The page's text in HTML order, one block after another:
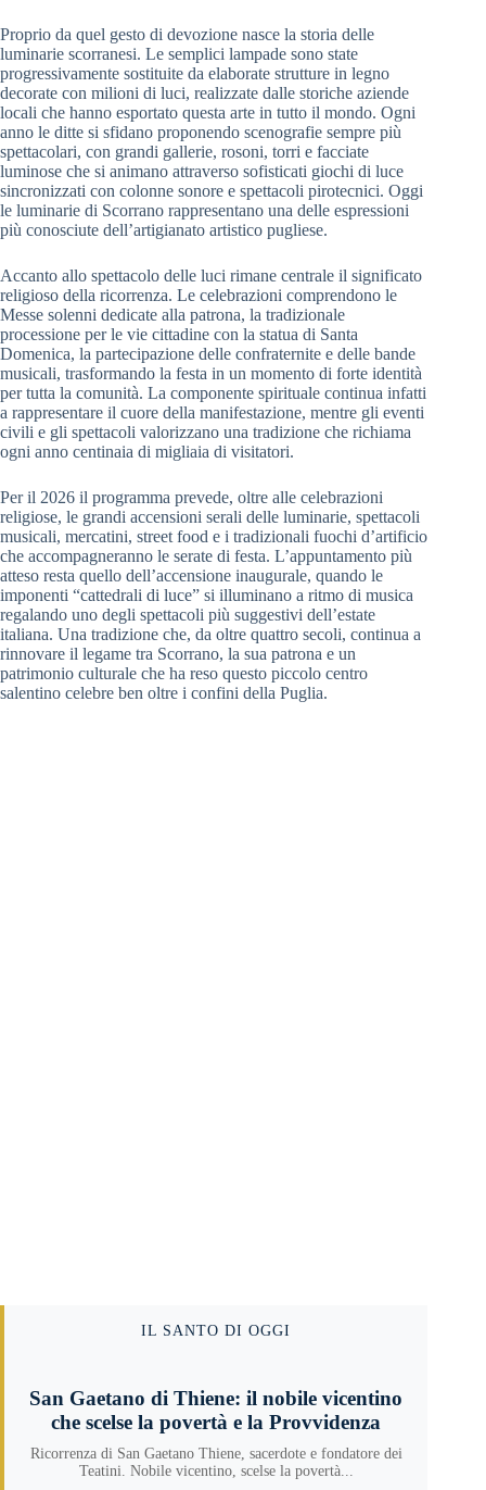
Proprio da quel gesto di devozione nasce la storia delle
luminarie scorranesi. Le semplici lampade sono state
progressivamente sostituite da elaborate strutture in legno
decorate con milioni di luci, realizzate dalle storiche aziende
locali che hanno esportato questa arte in tutto il mondo. Ogni
anno le ditte si sfidano proponendo scenografie sempre più
spettacolari, con grandi gallerie, rosoni, torri e facciate
luminose che si animano attraverso sofisticati giochi di luce
sincronizzati con colonne sonore e spettacoli pirotecnici. Oggi
le luminarie di Scorrano rappresentano una delle espressioni
più conosciute dell’artigianato artistico pugliese.
Accanto allo spettacolo delle luci rimane centrale il significato
religioso della ricorrenza. Le celebrazioni comprendono le
Messe solenni dedicate alla patrona, la tradizionale
processione per le vie cittadine con la statua di Santa
Domenica, la partecipazione delle confraternite e delle bande
musicali, trasformando la festa in un momento di forte identità
per tutta la comunità. La componente spirituale continua infatti
a rappresentare il cuore della manifestazione, mentre gli eventi
civili e gli spettacoli valorizzano una tradizione che richiama
ogni anno centinaia di migliaia di visitatori.
Per il 2026 il programma prevede, oltre alle celebrazioni
religiose, le grandi accensioni serali delle luminarie, spettacoli
musicali, mercatini, street food e i tradizionali fuochi d’artificio
che accompagneranno le serate di festa. L’appuntamento più
atteso resta quello dell’accensione inaugurale, quando le
imponenti “cattedrali di luce” si illuminano a ritmo di musica
regalando uno degli spettacoli più suggestivi dell’estate
italiana. Una tradizione che, da oltre quattro secoli, continua a
rinnovare il legame tra Scorrano, la sua patrona e un
patrimonio culturale che ha reso questo piccolo centro
salentino celebre ben oltre i confini della Puglia.
IL SANTO DI OGGI
San Gaetano di Thiene: il nobile vicentino
che scelse la povertà e la Provvidenza
Ricorrenza di San Gaetano Thiene, sacerdote e fondatore dei
Teatini. Nobile vicentino, scelse la povertà...